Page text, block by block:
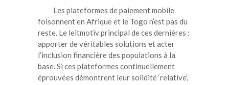
Les plateformes de paiement mobile
foisonnent en Afrique et le Togo n’est pas du
reste. Le leitmotiv principal de ces dernières :
apporter de véritables solutions et acter
l’inclusion financière des populations à la
base. Si ces plateformes continuellement
éprouvées démontrent leur solidité ‘relative’,